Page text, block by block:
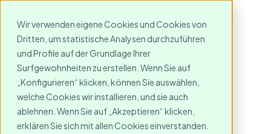
Wir verwenden eigene Cookies und Cookies von
Dritten, um statistische Analysen durchzuführen
und Profile auf der Grundlage Ihrer
Surfgewohnheiten zu erstellen. Wenn Sie auf
„Konfigurieren“ klicken, können Sie auswählen,
welche Cookies wir installieren, und sie auch
ablehnen. Wenn Sie auf „Akzeptieren“ klicken,
erklären Sie sich mit allen Cookies einverstanden.